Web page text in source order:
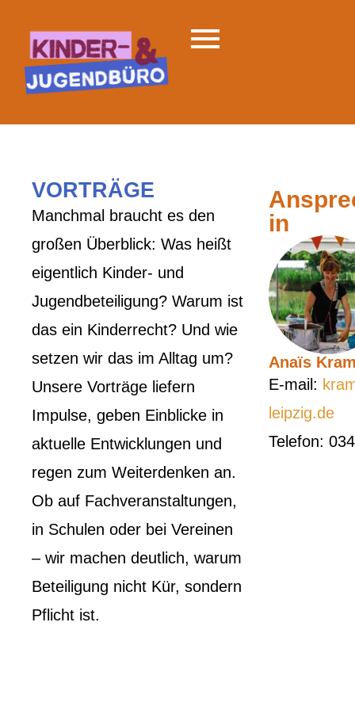
VORTRÄGE
Manchmal braucht es den
großen Überblick: Was heißt
eigentlich Kinder- und
Jugendbeteiligung? Warum ist
das ein Kinderrecht? Und wie
setzen wir das im Alltag um?
Unsere Vorträge liefern
Impulse, geben Einblicke in
aktuelle Entwicklungen und
regen zum Weiterdenken an.
Ob auf Fachveranstaltungen,
in Schulen oder bei Vereinen
– wir machen deutlich, warum
Beteiligung nicht Kür, sondern
Pflicht ist.
in
Anaïs
E-mail:
leipzig.de
Telefon: